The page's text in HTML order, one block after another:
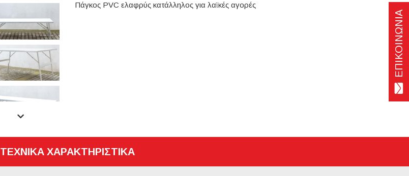
Πάγκος PVC ελαφρύς κατάλληλος για λαϊκές αγορές
TEXNIKA XAΡΑΚΤΗΡΙΣΤΙΚΑ
ΕΠΙΚΟΙΝΩΝΙΑ